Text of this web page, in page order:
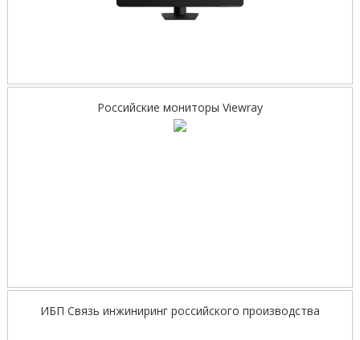
Российские мониторы Viewray
ИБП Связь инжиниринг российского производства